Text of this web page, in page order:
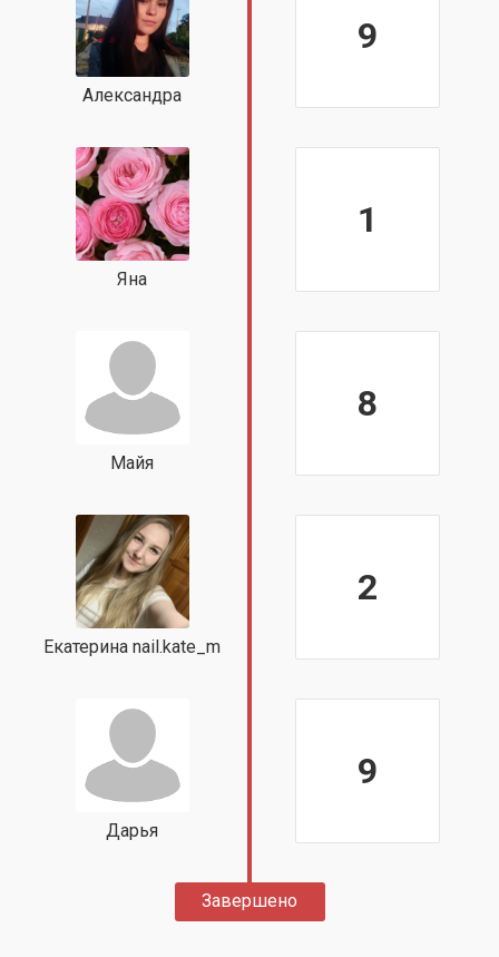
Александра
9
Яна
1
Майя
8
Екатерина nail.kate_m
2
Дарья
9
Завершено